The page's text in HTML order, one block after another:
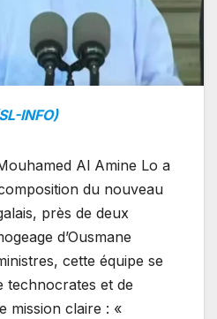
INFO)
Al Amine Lo a
du nouveau
près de deux
d’Ousmane
cette équipe se
technocrates et de
mission claire : «